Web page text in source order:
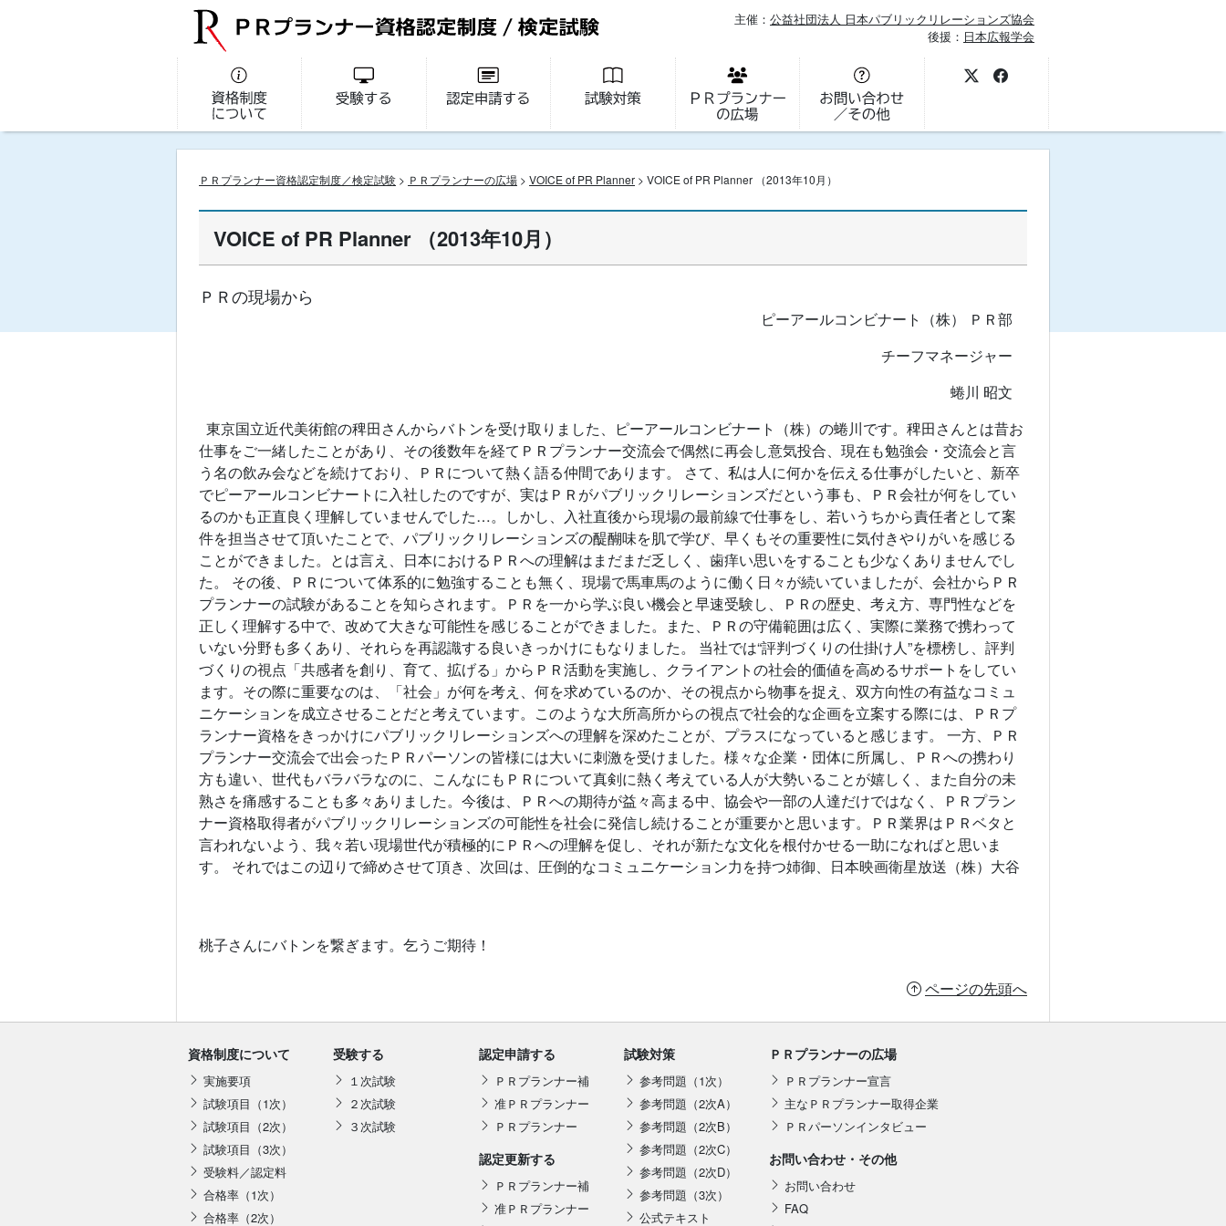
主催： 公益社団法人 日本パブリックリレーションズ協会
後援： 日本広報学会
ＰＲプランナー資格認定制度／検定試験 > ＰＲプランナーの広場 > VOICE of PR Planner > VOICE of PR Planner （2013年10月）
VOICE of PR Planner （2013年10月）
ＰＲの現場から
ピーアールコンビナート（株） ＰＲ部
チーフマネージャー
蜷川 昭文
東京国立近代美術館の稗田さんからバトンを受け取りました、ピーアールコンビナート（株）の蜷川です。稗田さんとは昔お
仕事をご一緒したことがあり、その後数年を経てＰＲプランナー交流会で偶然に再会し意気投合、現在も勉強会・交流会と言
う名の飲み会などを続けており、ＰＲについて熱く語る仲間であります。 さて、私は人に何かを伝える仕事がしたいと、新卒
でピーアールコンビナートに入社したのですが、実はＰＲがパブリックリレーションズだという事も、ＰＲ会社が何をしてい
るのかも正直良く理解していませんでした…。しかし、入社直後から現場の最前線で仕事をし、若いうちから責任者として案
件を担当させて頂いたことで、パブリックリレーションズの醍醐味を肌で学び、早くもその重要性に気付きやりがいを感じる
ことができました。とは言え、日本におけるＰＲへの理解はまだまだ乏しく、歯痒い思いをすることも少なくありませんでし
た。 その後、ＰＲについて体系的に勉強することも無く、現場で馬車馬のように働く日々が続いていましたが、会社からＰＲ
プランナーの試験があることを知らされます。ＰＲを一から学ぶ良い機会と早速受験し、ＰＲの歴史、考え方、専門性などを
正しく理解する中で、改めて大きな可能性を感じることができました。また、ＰＲの守備範囲は広く、実際に業務で携わって
いない分野も多くあり、それらを再認識する良いきっかけにもなりました。 当社では“評判づくりの仕掛け人”を標榜し、評判
づくりの視点「共感者を創り、育て、拡げる」からＰＲ活動を実施し、クライアントの社会的価値を高めるサポートをしてい
ます。その際に重要なのは、「社会」が何を考え、何を求めているのか、その視点から物事を捉え、双方向性の有益なコミュ
ニケーションを成立させることだと考えています。このような大所高所からの視点で社会的な企画を立案する際には、ＰＲプ
ランナー資格をきっかけにパブリックリレーションズへの理解を深めたことが、プラスになっていると感じます。 一方、ＰＲ
プランナー交流会で出会ったＰＲパーソンの皆様には大いに刺激を受けました。様々な企業・団体に所属し、ＰＲへの携わり
方も違い、世代もバラバラなのに、こんなにもＰＲについて真剣に熱く考えている人が大勢いることが嬉しく、また自分の未
熟さを痛感することも多々ありました。今後は、ＰＲへの期待が益々高まる中、協会や一部の人達だけではなく、ＰＲプラン
ナー資格取得者がパブリックリレーションズの可能性を社会に発信し続けることが重要かと思います。ＰＲ業界はＰＲベタと
言われないよう、我々若い現場世代が積極的にＰＲへの理解を促し、それが新たな文化を根付かせる一助になればと思いま
す。 それではこの辺りで締めさせて頂き、次回は、圧倒的なコミュニケーション力を持つ姉御、日本映画衛星放送（株）大谷
桃子さんにバトンを繋ぎます。乞うご期待！
ページの先頭へ
資格制度について
実施要項
試験項目（1次）
試験項目（2次）
試験項目（3次）
受験料／認定料
合格率（1次）
合格率（2次）
受験する
１次試験
２次試験
３次試験
認定申請する
ＰＲプランナー補
准ＰＲプランナー
ＰＲプランナー
認定更新する
ＰＲプランナー補
准ＰＲプランナー
試験対策
参考問題（1次）
参考問題（2次A）
参考問題（2次B）
参考問題（2次C）
参考問題（2次D）
参考問題（3次）
公式テキスト
ＰＲプランナーの広場
ＰＲプランナー宣言
主なＰＲプランナー取得企業
ＰＲパーソンインタビュー
お問い合わせ・その他
お問い合わせ
FAQ